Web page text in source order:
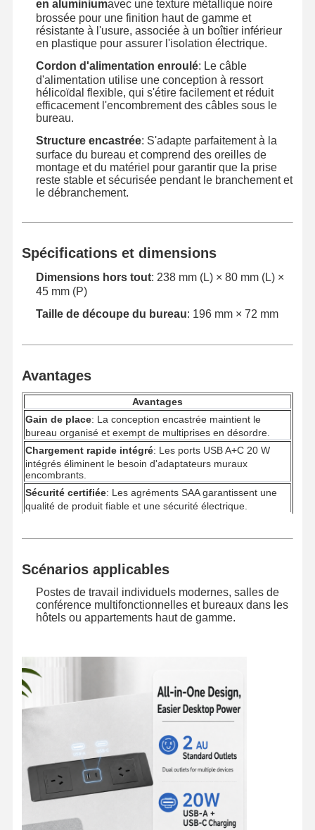
Aperçu Produits Vidéos
A Propos De
Nous
Tous Les Cas Blog
Causez
Maintenant
passe-fil d'alimentation de bureau
Socket électrique rétractable
Socket électrique de conférence
Boîte à connexion pop-up
Multiprise à pince pour bureau
Organiseur de câbles de table
Chargeur USB encastré
Boîte audio-visuelle
Accessoires pour bureau réglable
en aluminiumavec une texture métallique noire
brossée pour une finition haut de gamme et
résistante à l'usure, associée à un boîtier inférieur
en plastique pour assurer l'isolation électrique.
Cordon d'alimentation enroulé: Le câble
d'alimentation utilise une conception à ressort
hélicoïdal flexible, qui s'étire facilement et réduit
efficacement l'encombrement des câbles sous le
bureau.
Structure encastrée: S'adapte parfaitement à la
surface du bureau et comprend des oreilles de
montage et du matériel pour garantir que la prise
reste stable et sécurisée pendant le branchement et
le débranchement.
Spécifications et dimensions
Dimensions hors tout: 238 mm (L) × 80 mm (L) ×
45 mm (P)
Taille de découpe du bureau: 196 mm × 72 mm
Avantages
Avantages
Gain de place: La conception encastrée maintient le
bureau organisé et exempt de multiprises en désordre.
Chargement rapide intégré: Les ports USB A+C 20 W
intégrés éliminent le besoin d'adaptateurs muraux
encombrants.
Sécurité certifiée: Les agréments SAA garantissent une
qualité de produit fiable et une sécurité électrique.
Scénarios applicables
Postes de travail individuels modernes, salles de
conférence multifonctionnelles et bureaux dans les
hôtels ou appartements haut de gamme.